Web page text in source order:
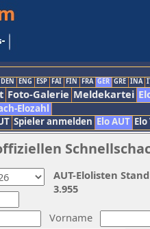
DEN ENG ESP FAI FIN FRA GER GRE INA
Foto-Galerie Meldekartei
Elozahl
Spieler anmelden Elo AUT
Vorname
AUT-Elolisten
3.955